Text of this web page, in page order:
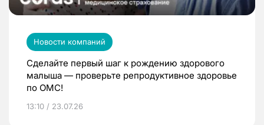
Новости компаний
Сделайте первый шаг к рождению здорового
малыша — проверьте репродуктивное здоровье
по ОМС!
13:10 / 23.07.26